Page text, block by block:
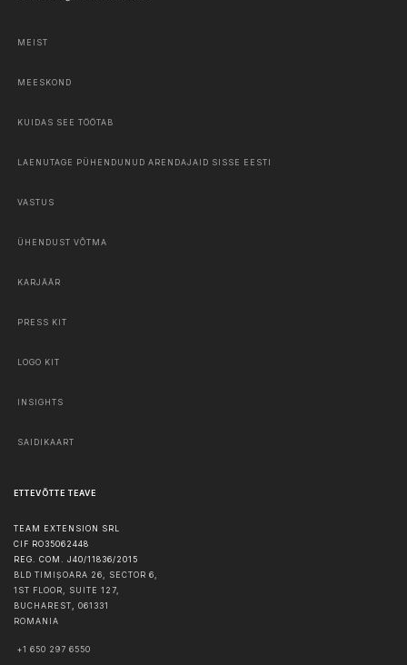
MEIST
MEESKOND
KUIDAS SEE TÖÖTAB
LAENUTAGE PÜHENDUNUD ARENDAJAID SISSE EESTI
VASTUS
ÜHENDUST VÕTMA
KARJÄÄR
PRESS KIT
LOGO KIT
INSIGHTS
SAIDIKAART
ETTEVÕTTE TEAVE
TEAM EXTENSION SRL
CIF RO35062448
REG. COM. J40/11836/2015
BLD TIMIȘOARA 26, SECTOR 6,
1ST FLOOR, SUITE 127,
BUCHAREST, 061331
ROMANIA
+1 650 297 6550